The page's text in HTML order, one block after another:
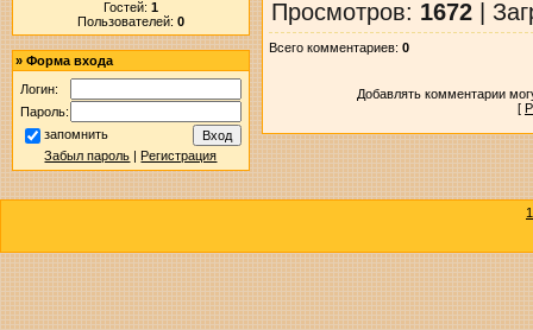
Гостей: 1
Пользователей: 0
» Форма входа
Логин:
Пароль:
запомнить
Забыл пароль |Регистрация
Просмотров: 1672|
Всего комментариев: 0
Добавлять комментарии
[